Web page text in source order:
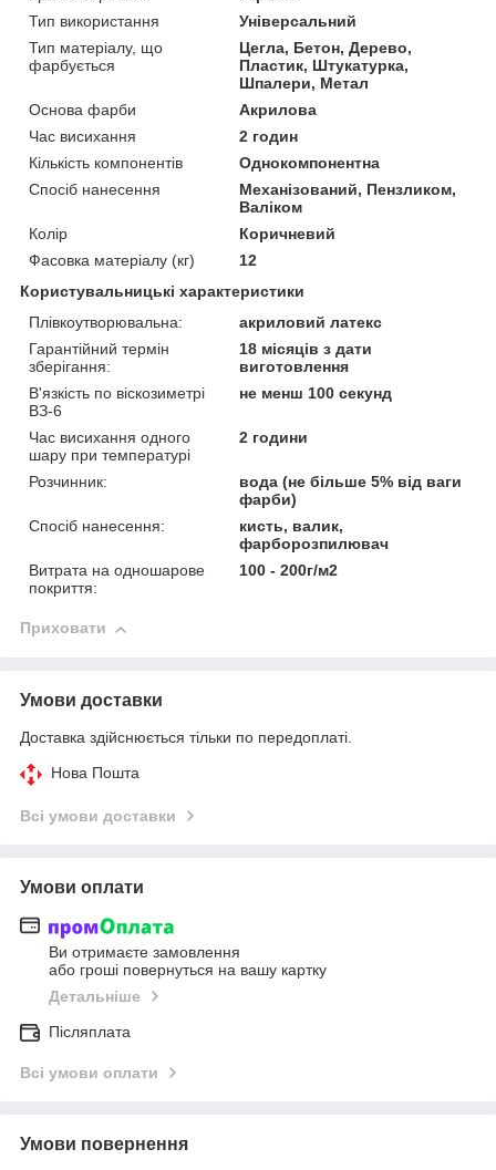
Тип використання
Універсальний
Тип матеріалу, що
фарбується
Цегла, Бетон, Дерево,
Пластик, Штукатурка,
Шпалери, Метал
Основа фарби
Акрилова
Час висихання
2 годин
Кількість компонентів
Однокомпонентна
Спосіб нанесення
Механізований, Пензликом,
Валіком
Колір
Коричневий
Фасовка матеріалу (кг)
12
Користувальницькі характеристики
Плівкоутворювальна:
акриловий латекс
Гарантійний термін
зберігання:
18 місяців з дати
виготовлення
В'язкість по віскозиметрі
ВЗ-6
не менш 100 секунд
Час висихання одного
шару при температурі
2 години
Розчинник:
вода (не більше 5% від ваги
фарби)
Спосіб нанесення:
кисть, валик,
фарборозпилювач
Витрата на одношарове
покриття:
100 - 200г/м2
Приховати
Умови доставки
Доставка здійснюється тільки по передоплаті.
Нова Пошта
Всі умови доставки
Умови оплати
Ви отримаєте замовлення
або гроші повернуться на вашу картку
Детальніше
Післяплата
Всі умови оплати
Умови повернення